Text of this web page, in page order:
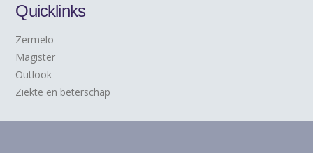
Quicklinks
Zermelo
Magister
Outlook
Ziekte en beterschap